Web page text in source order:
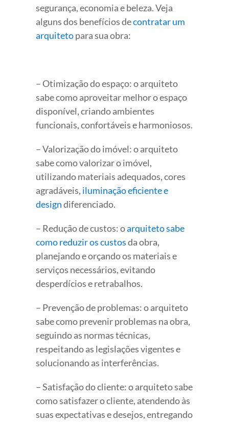
segurança, economia e beleza. Veja
alguns dos benefícios decontratar um
arquitetopara sua obra:
– Otimização do espaço: o arquiteto
sabe como aproveitar melhor o espaço
disponível, criando ambientes
funcionais, confortáveis e harmoniosos.
– Valorização do imóvel: o arquiteto
sabe como valorizar o imóvel,
utilizando materiais adequados, cores
agradáveis, iluminação eficiente e
designdiferenciado.
– Redução de custos: oarquiteto sabe
como reduzir os custosda obra,
planejando e orçando os materiais e
serviços necessários, evitando
desperdícios e retrabalhos.
– Prevenção de problemas: o arquiteto
sabe como prevenir problemas na obra,
seguindo as normas técnicas,
respeitando as legislações vigentes e
solucionando as interferências.
– Satisfação do cliente: o arquiteto sabe
como satisfazer o cliente, atendendo às
suas expectativas e desejos, entregando